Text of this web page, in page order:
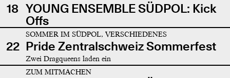
18 YOUNG ENSEMBLE SÜDPOL: Kick
Offs
22
SOMMER IM SÜDPOL, VERSCHIEDENES
Pride Zentralschweiz Sommerfest
Zwei Dragqueens laden ein
ZUM MITMACHEN